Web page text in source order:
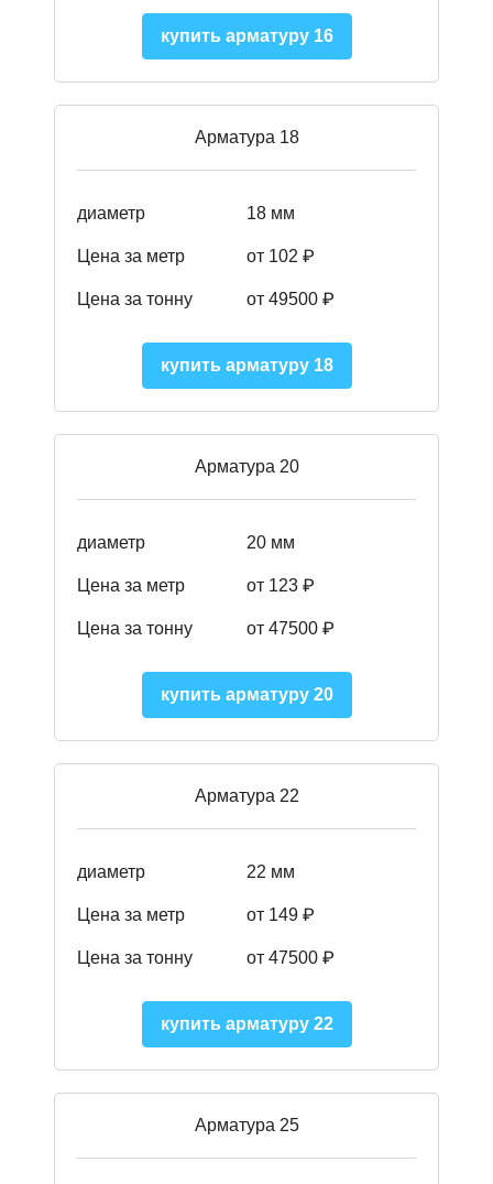
купить арматуру 16
Арматура 18
диаметр 18 мм
Цена за метр от 102 ₽
Цена за тонну от 49500 ₽
купить арматуру 18
Арматура 20
диаметр 20 мм
Цена за метр от 123 ₽
Цена за тонну от 47500 ₽
купить арматуру 20
Арматура 22
диаметр 22 мм
Цена за метр от 149 ₽
Цена за тонну от 47500 ₽
купить арматуру 22
Арматура 25